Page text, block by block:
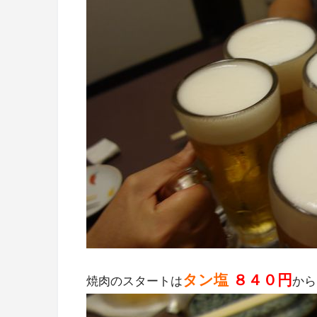
焼肉のスタートはタン塩 ８４０円 か